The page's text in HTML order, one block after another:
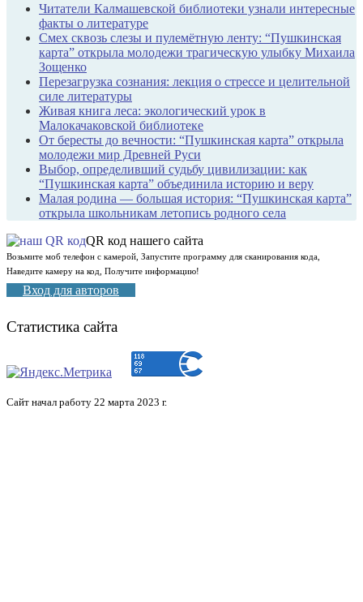
Читатели Калмашевской библиотеки узнали интересные
факты о литературе
Смех сквозь слезы и пулемётную ленту: “Пушкинская
карта” открыла молодежи трагическую улыбку Михаила
Зощенко
Перезагрузка сознания: лекция о стрессе и целительной
силе литературы
Живая книга леса: экологический урок в
Малокачаковской библиотеке
От бересты до вечности: “Пушкинская карта” открыла
молодежи мир Древней Руси
Выбор, определивший судьбу цивилизации: как
“Пушкинская карта” объединила историю и веру
Малая родина — большая история: “Пушкинская карта”
открыла школьникам летопись родного села
QR код нашего сайта
Возьмите моб телефон с камерой, Запустите программу для сканирования кода,
Наведите камеру на код, Получите информацию!
Вход для авторов
Статистика сайта
Сайт начал работу 22 марта 2023 г.